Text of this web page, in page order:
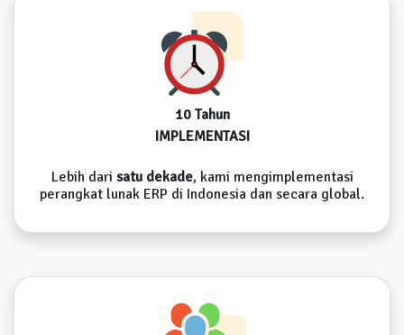
10 Tahun
IMPLEMENTASI
Lebih dari satu dekade, kami mengimplementasi
perangkat lunak ERP di Indonesia dan secara global.